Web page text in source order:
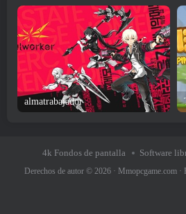
almatrabajador
4k Fondos de pantalla Software
Derechos de autor © 2026 · Mmopcgame.com ·